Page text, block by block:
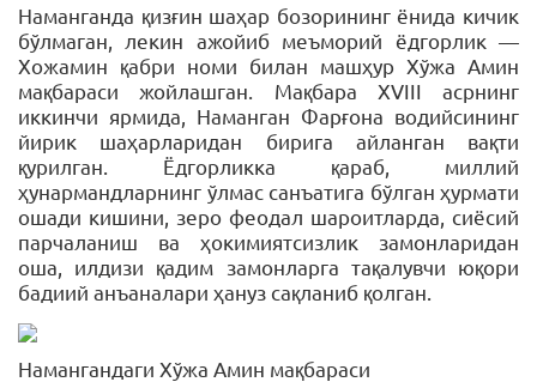
Наманганда қизғин шаҳар бозорининг ёнида кичик
бўлмаган, лекин ажойиб меъморий ёдгорлик —
Хожамин қабри номи билан машҳур Хўжа Амин
мақбараси жойлашган. Мақбара XVIII асрнинг
иккинчи ярмида, Наманган Фарғона водийсининг
йирик шаҳарларидан бирига айланган вақти
қурилган. Ёдгорликка қараб, миллий
ҳунармандларнинг ўлмас санъатига бўлган ҳурмати
ошади кишини, зеро феодал шароитларда, сиёсий
парчаланиш ва ҳокимиятсизлик замонларидан
оша, илдизи қадим замонларга тақалувчи юқори
бадиий анъаналари ҳануз сақланиб қолган.
Намангандаги Хўжа Амин мақбараси